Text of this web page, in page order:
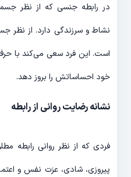
در رابطه جنسی که از نظر
نشاط و سرزندگی دارد. از نظر
است. این فرد سعی می‌کند با
خود احساساتش را بروز دهد.
نشانه رضایت روانی از رابطه
فردی که از نظر روانی رابطه
پیروزی، شادی، عزت نفس و